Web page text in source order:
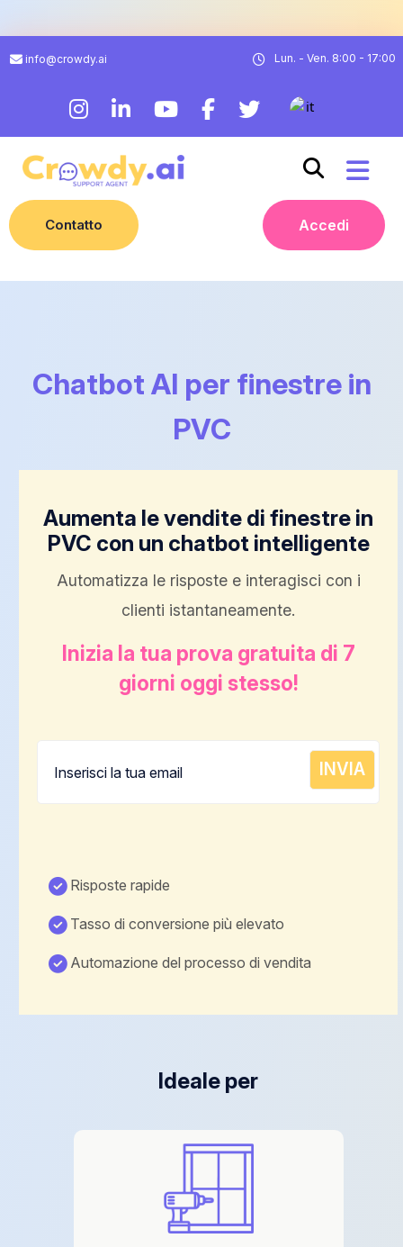
info@crowdy.ai Lun. - Ven. 8:00 - 17:00
Contatto Accedi
Chatbot AI per finestre in
PVC
Aumenta le vendite di finestre in
PVC con un chatbot intelligente
Automatizza le risposte e interagisci con i
clienti istantaneamente.
Inizia la tua prova gratuita di 7
giorni oggi stesso!
Risposte rapide
Tasso di conversione più elevato
Automazione del processo di vendita
Ideale per